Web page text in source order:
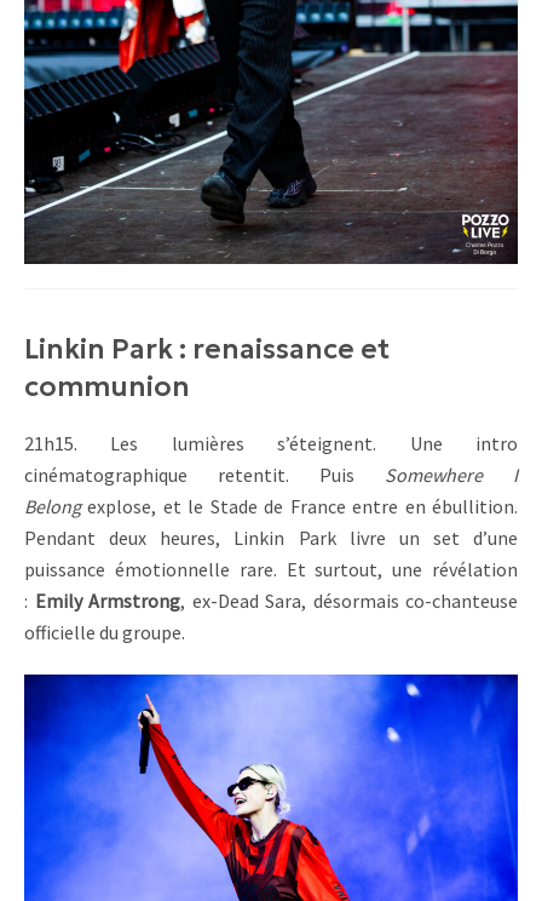
Linkin Park : renaissance et
communion
21h15. Les lumières s’éteignent. Une intro
cinématographique retentit. Puis Somewhere I
Belongexplose, et le Stade de France entre en ébullition.
Pendant deux heures, Linkin Park livre un set d’une
puissance émotionnelle rare. Et surtout, une révélation
: Emily Armstrong, ex-Dead Sara, désormais co-chanteuse
officielle du groupe.